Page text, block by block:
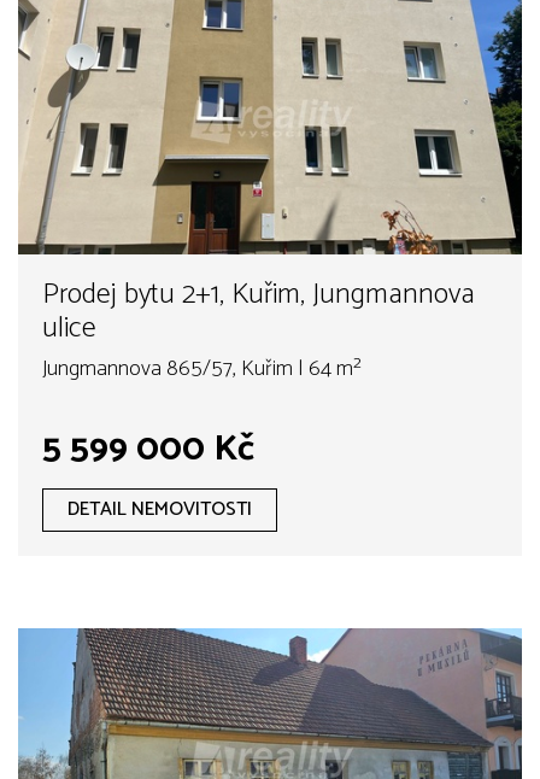
Prodej bytu 2+1, Kuřim, Jungmannova
ulice
Jungmannova 865/57, Kuřim | 64 m²
5 599 000 Kč
DETAIL NEMOVITOSTI